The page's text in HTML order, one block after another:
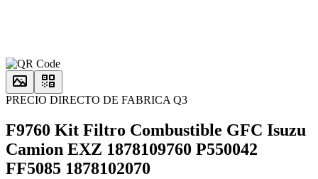
PRECIO DIRECTO DE FABRICA Q3
F9760 Kit Filtro Combustible GFC Isuzu
Camion EXZ 1878109760 P550042
FF5085 1878102070